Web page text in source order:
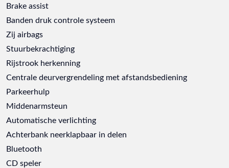
Brake assist
Banden druk controle systeem
Zij airbags
Stuurbekrachtiging
Rijstrook herkenning
Centrale deurvergrendeling met afstandsbediening
Parkeerhulp
Middenarmsteun
Automatische verlichting
Achterbank neerklapbaar in delen
Bluetooth
CD speler